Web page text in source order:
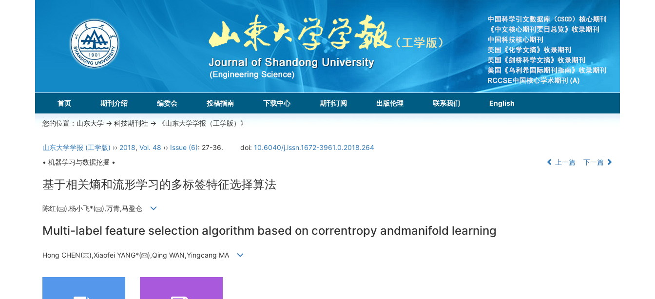
首页 期刊介绍 编委会 投稿指南 下载中心 期刊订阅 出版伦理 联系我们 English
您的位置： 山东大学 -> 科技期刊社 -> 《山东大学学报（工学版）》
山东大学学报 (工学版) ›› 2018, Vol. 48 ›› Issue (6): 27-36. doi: 10.6040/j.issn.1672-3961.0.2018.264
• 机器学习与数据挖掘 •
上一篇 下一篇
基于相关熵和流形学习的多标签特征选择算法
陈红( ),杨小飞*( ),万青,马盈仓
Multi-label feature selection algorithm based on correntropy andmanifold learning
Hong CHEN( ),Xiaofei YANG*( ),Qing WAN,Yingcang MA